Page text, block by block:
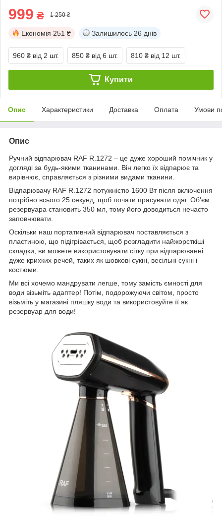
999 ₴ 1 250 ₴
Економія 251 ₴ Залишилось 26 днів
960 ₴ від 2 шт. 850 ₴ від 6 шт. 810 ₴ від 12 шт.
Купити
Опис Характеристики Доставка Оплата Умови
Опис
Ручний відпарювач RAF R.1272 – це дуже хороший помічник у
догляді за будь-якими тканинами. Він легко їх відпарює та
вирівнює, справляється з різними видами тканини.
Відпарювачу RAF R.1272 потужністю 1600 Вт після включення
потрібно всього 25 секунд, щоб почати прасувати одяг. Об'єм
резервуара становить 350 мл, тому його доводиться нечасто
заповнювати.
Оскільки наш портативний відпарювач поставляється з
пластиною, що підігрівається, щоб розгладити найжорсткіші
складки, ви можете використовувати сітку при відпарюванні
дуже крихких речей, таких як шовкові сукні, весільні сукні і
костюми.
Ми всі хочемо мандрувати легше, тому замість ємності для
води візьміть адаптер! Потім, подорожуючи світом, просто
візьміть у магазині пляшку води та використовуйте її як
резервуар для води!